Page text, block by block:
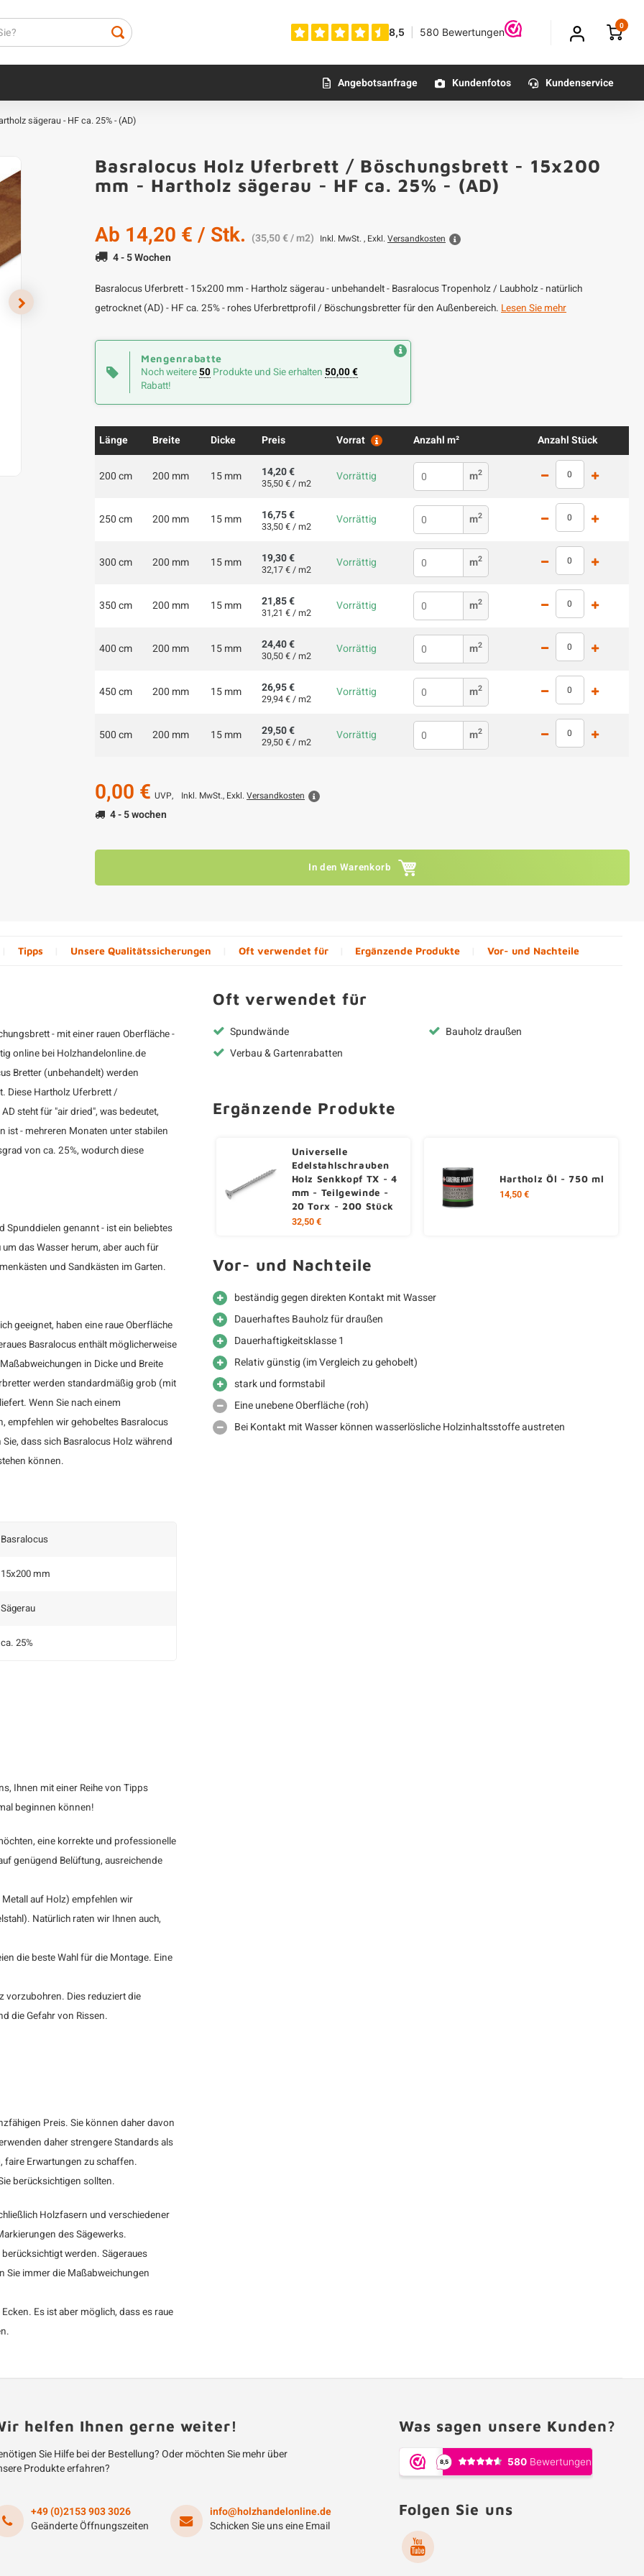
0
Angebotsanfrage Kundenfotos Kundenservice
sägerau - HF ca. 25% - (AD)
Basralocus Holz Uferbrett / Böschungsbrett - 15x200
mm - Hartholz sägerau - HF ca. 25% - (AD)
Ab 14,20 €/ Stk. (35,50 € / m2) Inkl. MwSt. , Exkl. Versandkosten
4 - 5 Wochen
Basralocus Uferbrett - 15x200 mm - Hartholz sägerau - unbehandelt - Basralocus Tropenholz / Laubholz - natürlich
getrocknet (AD) - HF ca. 25% - rohes Uferbrettprofil / Böschungsbretter für den Außenbereich. Lesen Sie mehr
Mengenrabatte
Noch weitere50 Produkte und Sie erhalten 50,00 €
Rabatt!
Länge Breite Dicke Preis Vorrat Anzahl m² Anzahl Stück
200 cm 200 mm 15 mm 14,20 €
35,50 € / m2 Vorrättig m2
250 cm 200 mm 15 mm 16,75 €
33,50 € / m2 Vorrättig m2
300 cm 200 mm 15 mm 19,30 €
32,17 € / m2 Vorrättig m2
350 cm 200 mm 15 mm 21,85 €
31,21 € / m2 Vorrättig m2
400 cm 200 mm 15 mm 24,40 €
30,50 € / m2 Vorrättig m2
450 cm 200 mm 15 mm 26,95 €
29,94 € / m2 Vorrättig m2
500 cm 200 mm 15 mm 29,50 €
29,50 € / m2 Vorrättig m2
0,00 € UVP, Inkl. MwSt., Exkl. Versandkosten
4 - 5 wochen
In den Warenkorb
Tipps Unsere Qualitätssicherungen Oft verwendet für Ergänzende Produkte Vor- und Nachteile
- mit einer rauen Oberfläche -
online bei Holzhandelonline.de
Bretter (unbehandelt) werden
Diese Hartholz Uferbrett /
AD steht für "air dried", was bedeutet,
ist - mehreren Monaten unter stabilen
von ca. 25%, wodurch diese
Spunddielen genannt - ist ein beliebtes
das Wasser herum, aber auch für
und Sandkästen im Garten.
geeignet, haben eine raue Oberfläche
Basralocus enthält möglicherweise
in Dicke und Breite
werden standardmäßig grob (mit
Wenn Sie nach einem
empfehlen wir gehobeltes Basralocus
dass sich Basralocus Holz während
können.
Basralocus
15x200 mm
Sägerau
ca. 25%
Ihnen mit einer Reihe von Tipps
beginnen können!
eine korrekte und professionelle
genügend Belüftung, ausreichende
auf Holz) empfehlen wir
Natürlich raten wir Ihnen auch,
die beste Wahl für die Montage. Eine
vorzubohren. Dies reduziert die
die Gefahr von Rissen.
Preis. Sie können daher davon
daher strengere Standards als
faire Erwartungen zu schaffen.
berücksichtigen sollten.
Holzfasern und verschiedener
des Sägewerks.
werden. Sägeraues
immer die Maßabweichungen
Es ist aber möglich, dass es raue
Oft verwendet für
Spundwände
Verbau & Gartenrabatten
Bauholz draußen
Ergänzende Produkte
Universelle
Edelstahlschrauben
Holz Senkkopf TX - 4
mm - Teilgewinde -
20 Torx - 200 Stück
32,50 €
Hartholz Öl - 750 ml
14,50 €
Vor- und Nachteile
beständig gegen direkten Kontakt mit Wasser
Dauerhaftes Bauholz für draußen
Dauerhaftigkeitsklasse 1
Relativ günstig (im Vergleich zu gehobelt)
stark und formstabil
Eine unebene Oberfläche (roh)
Bei Kontakt mit Wasser können wasserlösliche Holzinhaltsstoffe austreten
helfen Ihnen gerne weiter!
Sie Hilfe bei der Bestellung? Oder möchten Sie mehr über
Produkte erfahren?
+49 (0)2153 903 3026
Geänderte Öffnungszeiten
info@holzhandelonline.de
Schicken Sie uns eine Email
Was sagen unsere Kunden?
Folgen Sie uns